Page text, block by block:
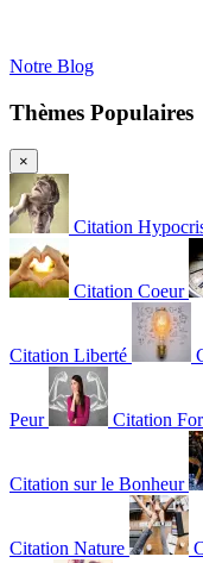
Notre Blog
Thèmes Populaires
×
Citation
Citation Coeur
Citation Liberté
Peur Citation
Citation sur le Bonheur
Citation Nature